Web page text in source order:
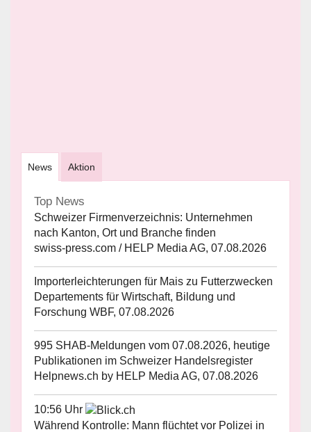
News Aktion
Top News
Schweizer Firmenverzeichnis: Unternehmen
nach Kanton, Ort und Branche finden
swiss-press.com / HELP Media AG, 07.08.2026
Importerleichterungen für Mais zu Futterzwecken
Departements für Wirtschaft, Bildung und
Forschung WBF, 07.08.2026
995 SHAB-Meldungen vom 07.08.2026, heutige
Publikationen im Schweizer Handelsregister
Helpnews.ch by HELP Media AG, 07.08.2026
10:56 Uhr
Während Kontrolle: Mann flüchtet vor Polizei in